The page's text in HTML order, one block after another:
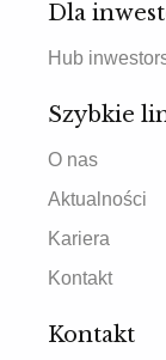
Dla
Hub
Szybkie
O nas
Aktualności
Kariera
Kontakt
Kontakt